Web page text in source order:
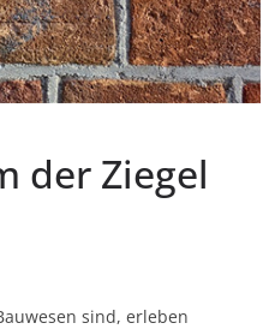
der Ziegel
sind, erleben